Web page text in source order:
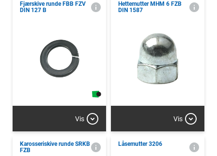
Fjærskive runde FBB FZV
DIN 127 B
Vis
Hettemutter MHM 6 FZB
DIN 1587
Vis
Karosseriskive runde SRKB
FZB
Låsemutter 3206